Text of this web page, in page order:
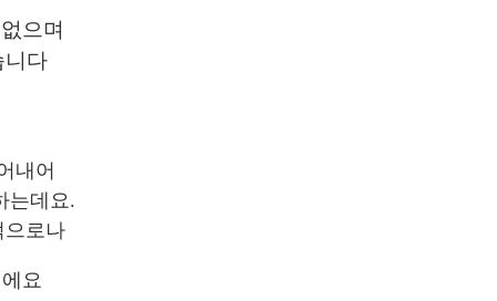
으며
니다
내어
는데요.
으로나
요